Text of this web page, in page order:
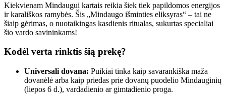
Kiekvienam Mindaugui kartais reikia šiek tiek papildomos energijos
ir karališkos ramybės. Šis „Mindaugo išminties eliksyras“ – tai ne
šiaip gėrimas, o nuotaikingas kasdienis ritualas, sukurtas specialiai
šio vardo savininkams!
Kodėl verta rinktis šią prekę?
Universali dovana: Puikiai tinka kaip savarankiška maža
dovanėlė arba kaip priedas prie dovanų puodelio Mindauginių
(liepos 6 d.), vardadienio ar gimtadienio proga.